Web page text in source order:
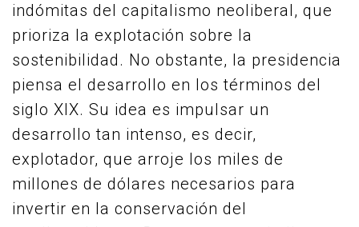
indómitas del capitalismo neoliberal, que
prioriza la explotación sobre la
sostenibilidad. No obstante, la presidencia
piensa el desarrollo en los términos del
siglo XIX. Su idea es impulsar un
desarrollo tan intenso, es decir,
explotador, que arroje los miles de
millones de dólares necesarios para
invertir en la conservación del